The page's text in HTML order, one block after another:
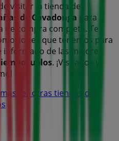
visitar la tienda de
de Covadonga para
de compra completa. Te
que tenemos para
informado de las mejores
. ¡Visítanos y
Ver otras tiendas de